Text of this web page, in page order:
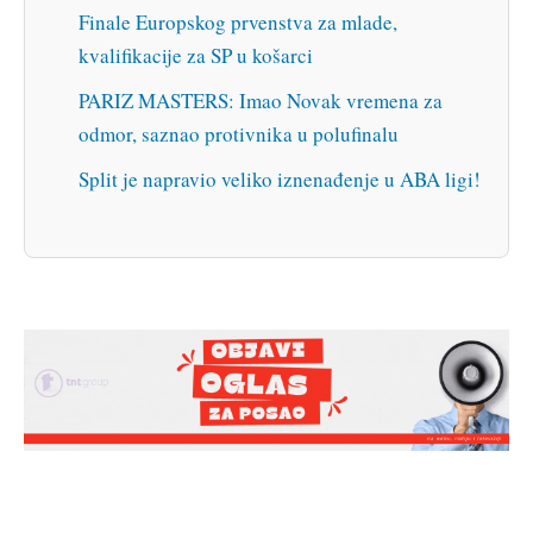
Finale Europskog prvenstva za mlade,
kvalifikacije za SP u košarci
PARIZ MASTERS: Imao Novak vremena za
odmor, saznao protivnika u polufinalu
Split je napravio veliko iznenađenje u ABA ligi!